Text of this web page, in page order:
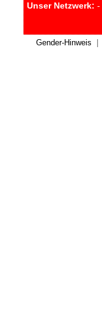
Unser Netzwerk: -
Gender-Hinweis